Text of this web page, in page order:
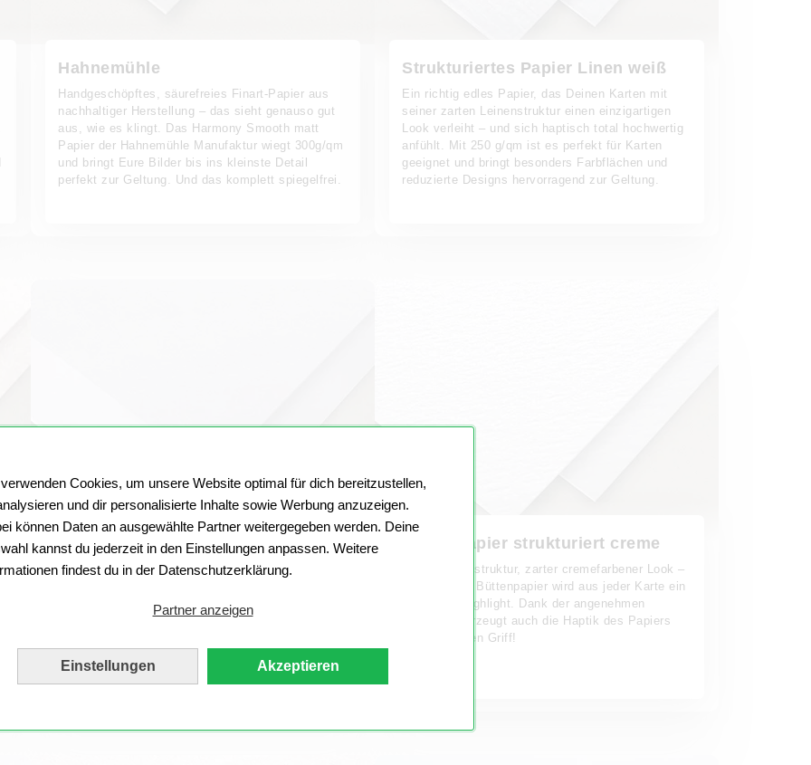
Cookies, um unsere Website optimal für dich bereitzustellen,
und dir personalisierte Inhalte sowie Werbung anzuzeigen.
können Daten an ausgewählte Partner weitergegeben werden. Deine
kannst du jederzeit in den Einstellungen anpassen. Weitere
findest du in der Datenschutzerklärung.
Partner anzeigen
Einstellungen Akzeptieren
Hahnemühle
Handgeschöpftes, säurefreies Finart-Papier aus
nachhaltiger Herstellung – das sieht genauso gut
aus, wie es klingt. Das Harmony Smooth matt
Papier der Hahnemühle Manufaktur wiegt 300g/qm
und bringt Eure Bilder bis ins kleinste Detail
perfekt zur Geltung. Und das komplett spiegelfrei.
Strukturiertes Papier Linen weiß
Ein richtig edles Papier, das Deinen Karten mit
seiner zarten Leinenstruktur einen einzigartigen
Look verleiht – und sich haptisch total hochwertig
anfühlt. Mit 250 g/qm ist es perfekt für Karten
geeignet und bringt besonders Farbflächen und
reduzierte Designs hervorragend zur Geltung.
Transparentpapier
Unser milchig-transparentes Feinpapier eignet sich
g/qm ist es extra leicht, und die durchsichtige
Optik sorgt für einen tollen Effekt. Als besondere
Sonderformaten bestellen!
Büttenpapier strukturiert creme
Feine Büttenstruktur, zarter cremefarbener Look –
mit unserem Büttenpapier wird aus jeder Karte ein
festliches Highlight. Dank der angenehmen
Struktur überzeugt auch die Haptik des Papiers
auf den ersten Griff!